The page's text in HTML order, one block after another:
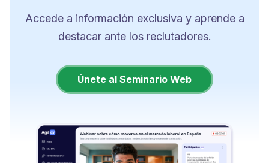
Accede a información exclusiva y aprende a
destacar ante los reclutadores.
Únete al Seminario Web